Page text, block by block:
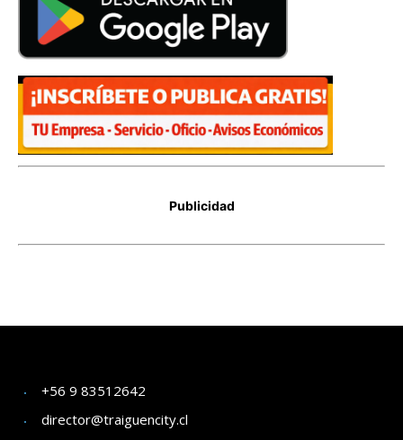
+56 9 83512642
director@traiguencity.cl